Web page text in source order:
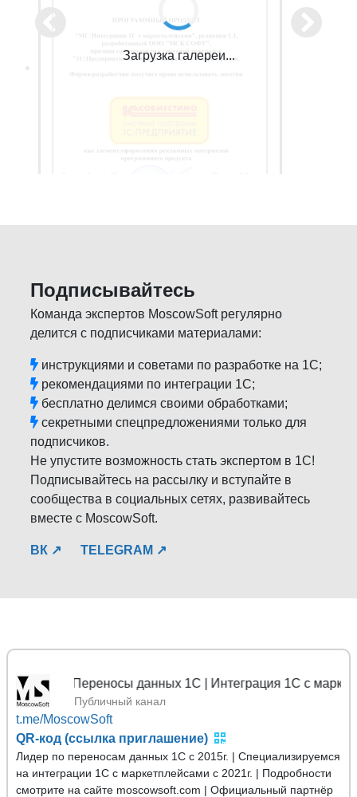
Загрузка галереи...
Подписывайтесь
Команда экспертов MoscowSoft регулярно
делится с подписчиками материалами:
инструкциями и советами по разработке на 1С;
рекомендациями по интеграции 1С;
бесплатно делимся своими обработками;
секретными спецпредложениями только для
подписчиков.
Не упустите возможность стать экспертом в 1С!
Подписывайтесь на рассылку и вступайте в
сообщества в социальных сетях, развивайтесь
вместе с MoscowSoft.
ВК ↗ TELEGRAM ↗
| Переносы данных 1С | Интеграция 1С с
Публичный канал
t.me/MoscowSoft
QR-код (ссылка приглашение)
Лидер по переносам данных 1С с 2015г. | Специализируемся
на интеграции 1С с маркетплейсами с 2021г. | Подробности
смотрите на сайте moscowsoft.com | Официальный партнёр